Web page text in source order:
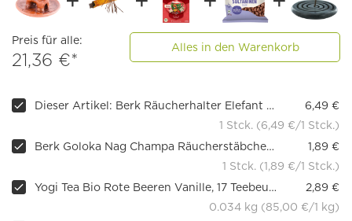
Preis für alle:
21,36 €*
Alles in den Warenkorb
Dieser Artikel: Berk Räucherhalter Elefant auf Lotusblume
6,49 €
1 Stck. (6,49 €/1 Stck.)
Berk Goloka Nag Champa Räucherstäbchen 15 g
1,89 €
1 Stck. (1,89 €/1 Stck.)
Yogi Tea Bio Rote Beeren Vanille, 17 Teebeutel
2,89 €
0.034 kg (85,00 €/1 kg)